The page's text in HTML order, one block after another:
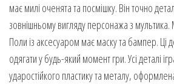
має милі оченята та посмішку. Він точно
зовнішньому вигляду персонажа з
Поли із аксесуаром має маску та бампер. Ці
одягати у будь-який момент гри. Усі деталі
ударостійкого пластику та металу,